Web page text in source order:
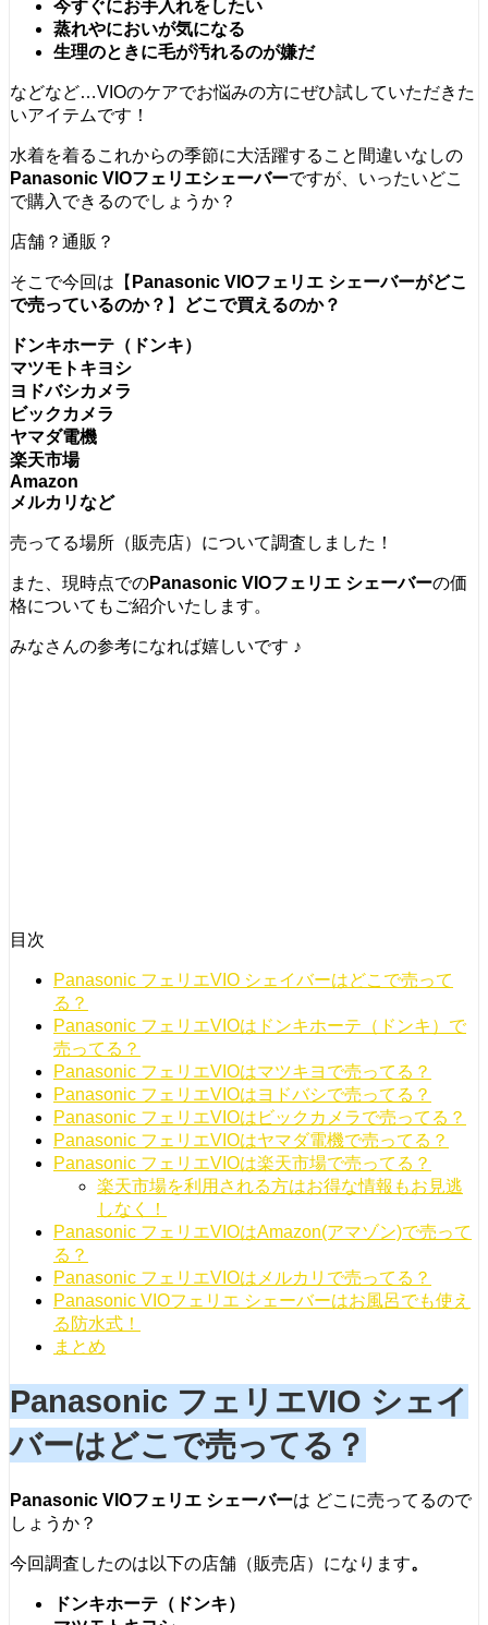
今すぐにお手入れをしたい
蒸れやにおいが気になる
生理のときに毛が汚れるのが嫌だ
などなど…VIOのケアでお悩みの方にぜひ試していただきた
いアイテムです！
水着を着るこれからの季節に大活躍すること間違いなしの
Panasonic VIOフェリエシェーバーですが、いったいどこ
で購入できるのでしょうか？
店舗？通販？
そこで今回は【 Panasonic VIOフェリエ シェーバーがどこ
で売っているのか？ 】 どこで買えるのか？
ドンキホーテ（ドンキ）
マツモトキヨシ
ヨドバシカメラ
ビックカメラ
ヤマダ電機
楽天市場
Amazon
メルカリなど
売ってる場所（販売店）について調査しました！
また、現時点でのPanasonic VIOフェリエ シェーバーの価
格についてもご紹介いたします。
みなさんの参考になれば嬉しいです ♪
目次
Panasonic フェリエVIO シェイバーはどこで売って
る？
Panasonic フェリエVIOはドンキホーテ（ドンキ）で
売ってる？
Panasonic フェリエVIOはマツキヨで売ってる？
Panasonic フェリエVIOはヨドバシで売ってる？
Panasonic フェリエVIOはビックカメラで売ってる？
Panasonic フェリエVIOはヤマダ電機で売ってる？
Panasonic フェリエVIOは楽天市場で売ってる？
楽天市場を利用される方はお得な情報もお見逃
しなく！
Panasonic フェリエVIOはAmazon(アマゾン)で売って
る？
Panasonic フェリエVIOはメルカリで売ってる？
Panasonic VIOフェリエ シェーバーはお風呂でも使え
る防水式！
まとめ
Panasonic フェリエVIO シェイ
バーはどこで売ってる？
Panasonic VIOフェリエ シェーバーは どこに売ってるので
しょうか？
今回調査したのは以下の店舗（販売店）になります。
ドンキホーテ（ドンキ）